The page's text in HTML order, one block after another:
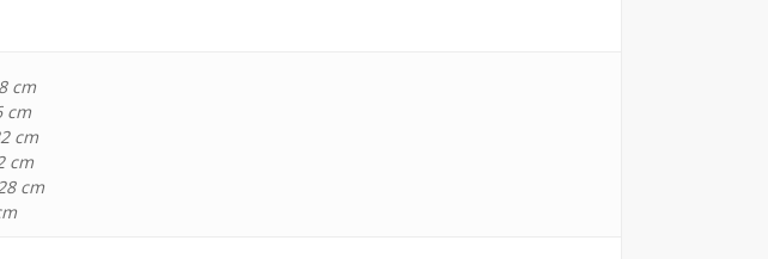
cm
cm
cm
cm
cm